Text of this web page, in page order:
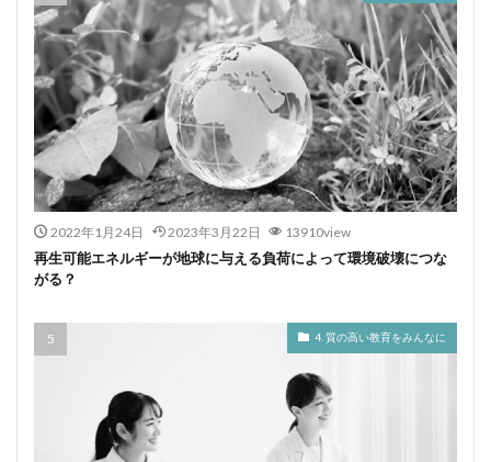
2022年1月24日 2023年3月22日 13910view
再生可能エネルギーが地球に与える負荷によって環境破壊につな
がる？
4. 質の高い教育をみんなに